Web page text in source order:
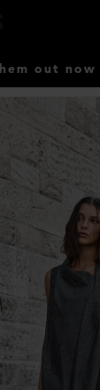
out now